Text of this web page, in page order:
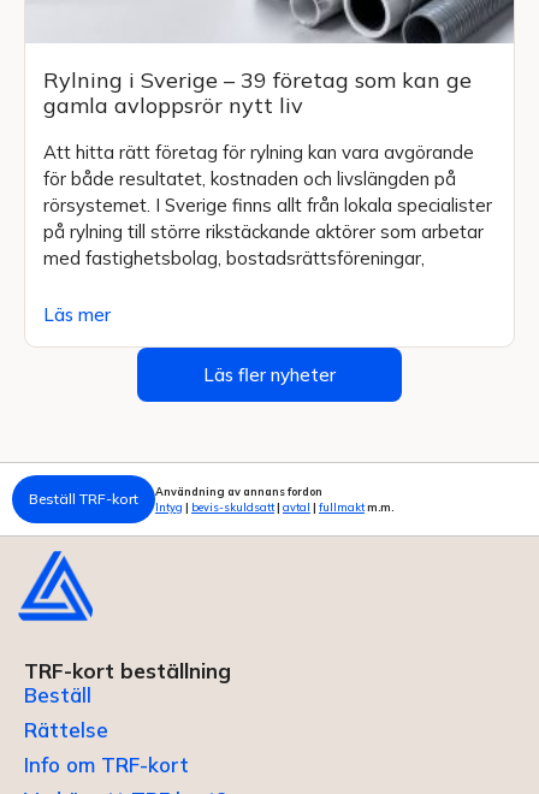
Rylning i Sverige – 39 företag som kan ge
gamla avloppsrör nytt liv
Att hitta rätt företag för rylning kan vara avgörande
för både resultatet, kostnaden och livslängden på
rörsystemet. I Sverige finns allt från lokala specialister
på rylning till större rikstäckande aktörer som arbetar
med fastighetsbolag, bostadsrättsföreningar,
Läs mer
Läs fler nyheter
Beställ TRF-kort
Användning av annans fordon
Intyg | bevis-skuldsatt| avtal | fullmaktm.m.
TRF-kort beställning
Beställ
Rättelse
Info om TRF-kort